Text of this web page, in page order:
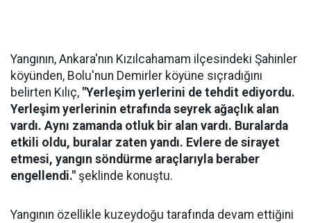
Yangının, Ankara'nın Kızılcahamam ilçesindeki Şahinler
köyünden, Bolu'nun Demirler köyüne sıçradığını
belirten Kılıç, "Yerleşim yerlerini de tehdit ediyordu.
Yerleşim yerlerinin etrafında seyrek ağaçlık alan
vardı. Aynı zamanda otluk bir alan vardı. Buralarda
etkili oldu, buralar zaten yandı. Evlere de sirayet
etmesi, yangın söndürme araçlarıyla beraber
engellendi." şeklinde konuştu.
Yangının özellikle kuzeydoğu tarafında devam ettiğini